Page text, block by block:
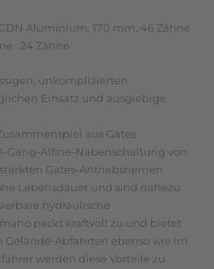
Aluminium, 170 mm, 46 Zähne
: 24 Zähne
unkomplizierten
Einsatz und ausgiebige
aus Gates
Gang-Alfine-Nabenschaltung von
Gates-Antriebsriemen
Lebensdauer und sind nahezu
hydraulische
packt kraftvoll zu und bietet
Gelände-Abfahrten ebenso wie im
werden diese Vorteile zu